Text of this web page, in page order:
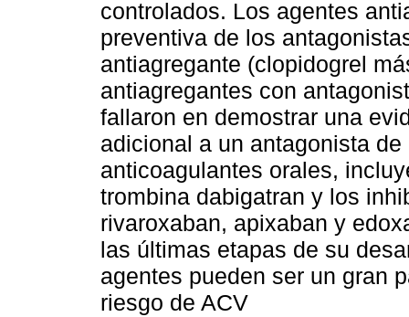
controlados. Los agentes
preventiva de los
antiagregante (clopidogrel
antiagregantes con
fallaron en demostrar una
adicional a un antagonista
anticoagulantes orales,
trombina dabigatran y los
rivaroxaban, apixaban y
las últimas etapas de su
agentes pueden ser un gran
riesgo de ACV